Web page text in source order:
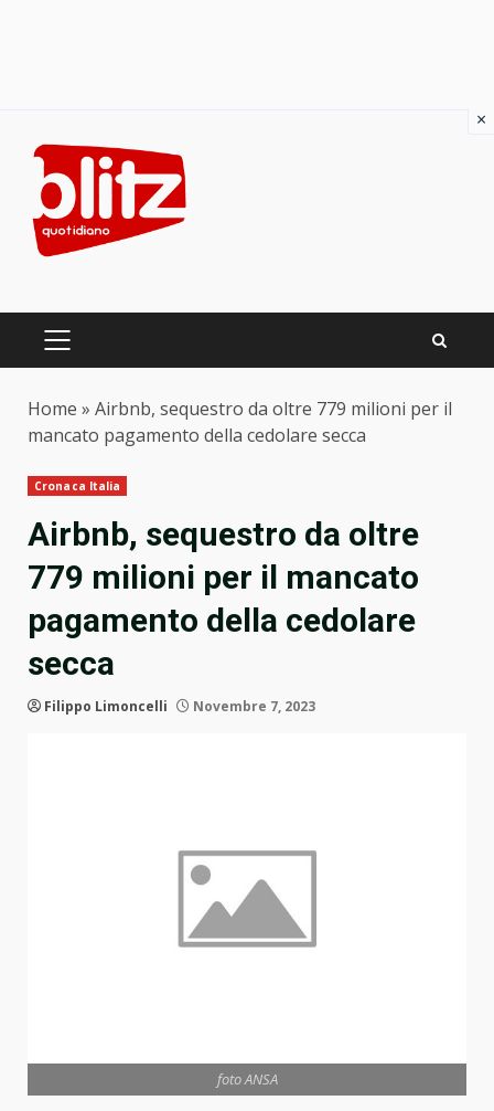
content
PRIMARY
Home » Airbnb, sequestro da oltre 779 milioni per il
mancato pagamento della cedolare secca
Cronaca Italia
Airbnb, sequestro da oltre
779 milioni per il mancato
pagamento della cedolare
secca
Filippo Limoncelli Novembre 7, 2023
foto ANSA
×